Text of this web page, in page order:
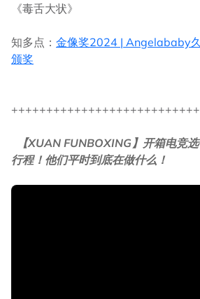
《毒舌大状》
知多点： 金像奖2024 | Angelababy
颁奖
【XUAN FUNBOXING】开箱电竞
行程！他们平时到底在做什么！